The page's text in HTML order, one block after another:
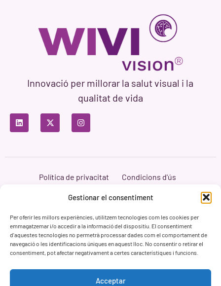
Gestionar el consentiment
Per oferir les millors experiències, utilitzem tecnologies com les cookies per
emmagatzemar i/o accedir a la informació del dispositiu. El consentiment
d'aquestes tecnologies no permetrà processar dades com el comportament de
navegació o les identificacions úniques en aquest lloc. No consentir o retirar el
consentiment, pot afectar negativament a certes característiques i funcions.
Acceptar
Innovació per millorar la salut visual i la
qualitat de vida
Política de privacitat
Condicions d'ús
Branding i Web ASH Proyectos Creativos